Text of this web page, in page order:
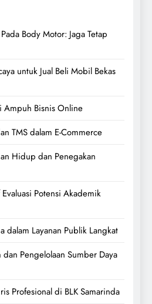
Body Motor: Jaga Tetap
untuk Jual Beli Mobil Bekas
Ampuh Bisnis Online
TMS dalam E-Commerce
Hidup dan Penegakan
Potensi Akademik
dalam Layanan Publik Langkat
dan Pengelolaan Sumber Daya
Profesional di BLK Samarinda